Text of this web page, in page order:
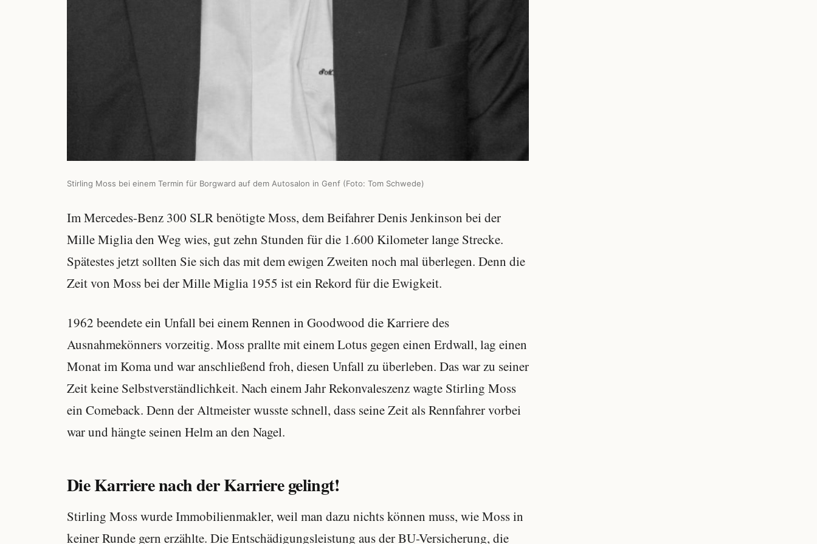
Stirling Moss bei einem Termin für Borgward auf dem Autosalon in Genf (Foto: Tom Schwede)
Im Mercedes-Benz 300 SLR benötigte Moss, dem Beifahrer Denis Jenkinson bei der
Mille Miglia den Weg wies, gut zehn Stunden für die 1.600 Kilometer lange Strecke.
Spätestes jetzt sollten Sie sich das mit dem ewigen Zweiten noch mal überlegen. Denn die
Zeit von Moss bei der Mille Miglia 1955 ist ein Rekord für die Ewigkeit.
1962 beendete ein Unfall bei einem Rennen in Goodwood die Karriere des
Ausnahmekönners vorzeitig. Moss prallte mit einem Lotus gegen einen Erdwall, lag einen
Monat im Koma und war anschließend froh, diesen Unfall zu überleben. Das war zu seiner
Zeit keine Selbstverständlichkeit. Nach einem Jahr Rekonvaleszenz wagte Stirling Moss
ein Comeback. Denn der Altmeister wusste schnell, dass seine Zeit als Rennfahrer vorbei
war und hängte seinen Helm an den Nagel.
Die Karriere nach der Karriere gelingt!
Stirling Moss wurde Immobilienmakler, weil man dazu nichts können muss, wie Moss in
keiner Runde gern erzählte. Die Entschädigungsleistung aus der BU-Versicherung, die